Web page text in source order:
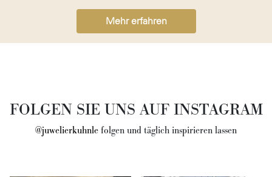
Mehr erfahren
FOLGEN SIE UNS AUF INSTAGRAM
@juwelierkuhnle folgen und täglich inspirieren lassen